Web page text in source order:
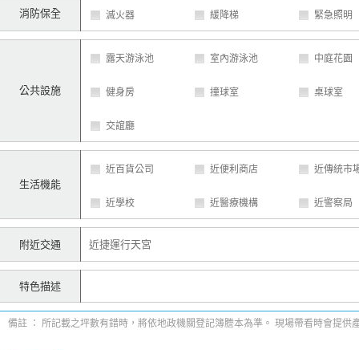
消防保全 滅火器 緩降梯 緊急照明
公共設施
露天游泳池 室內游泳池 中庭花園
健身房 撞球室 桌球室
交誼廳
生活機能
近百貨公司 近便利商店 近傳統市
近學校 近醫療機構 近警察局
附近交通 近捷運行天宮
特色描述
備註 ： 所記載之坪數有錯時，將依地政機關登記簿謄本為準。 現場帶看時會提供